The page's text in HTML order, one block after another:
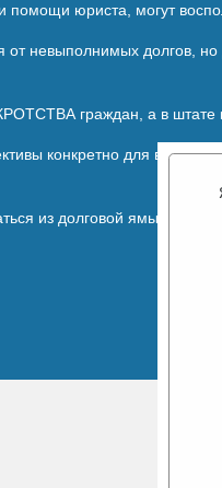
помощи юриста, могут
от невыполнимых долгов,
граждан, а в штате
конкретно для вашей
из долговой ямы. И